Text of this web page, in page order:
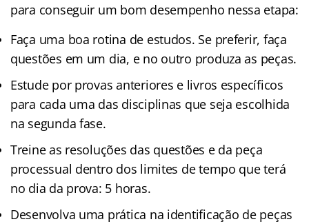
para conseguir um bom desempenho nessa etapa:
Faça uma boa rotina de estudos. Se preferir, faça
questões em um dia, e no outro produza as peças.
Estude por provas anteriores e livros específicos
para cada uma das disciplinas que seja escolhida
na segunda fase.
Treine as resoluções das questões e da peça
processual dentro dos limites de tempo que terá
no dia da prova: 5 horas.
Desenvolva uma prática na identificação de peças